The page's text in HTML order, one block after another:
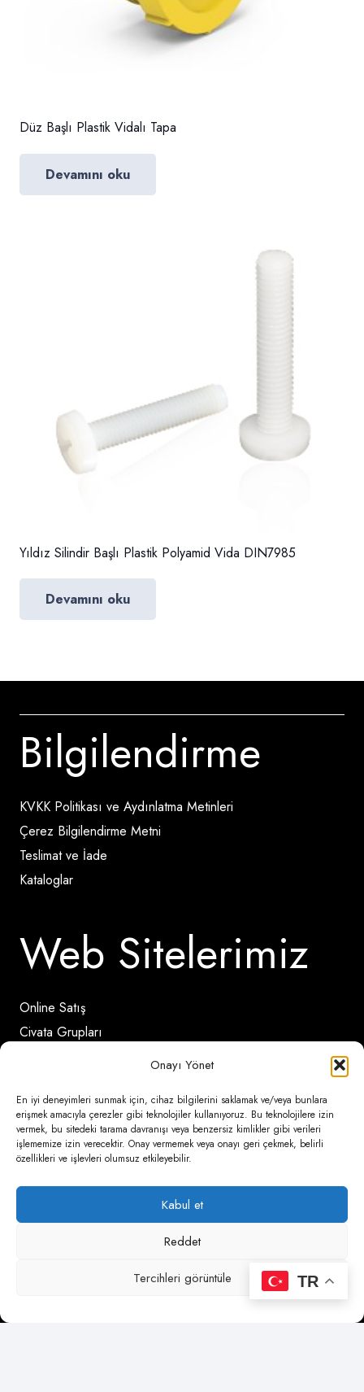
Onayı Yönet
En iyi deneyimleri sunmak için, cihaz bilgilerini saklamak ve/veya bunlara
erişmek amacıyla çerezler gibi teknolojiler kullanıyoruz. Bu teknolojilere izin
vermek, bu sitedeki tarama davranışı veya benzersiz kimlikler gibi verileri
işlememize izin verecektir. Onay vermemek veya onayı geri çekmek, belirli
özellikleri ve işlevleri olumsuz etkileyebilir.
Kabul et
Reddet
Tercihleri görüntüle
Düz Başlı Plastik Vidalı Tapa
Devamını oku
Yıldız Silindir Başlı Plastik Polyamid Vida DIN7985
Devamını oku
Bilgilendirme
KVKK Politikası ve Aydınlatma Metinleri
Çerez Bilgilendirme Metni
Teslimat ve İade
Kataloglar
Web Sitelerimiz
Online Satış
Civata Grupları
İletişim Detayları
Ömerli Mahallesi Risalet Sokak No:6/A (Hadımköy)
– Arnavutköy / İstanbul
0535 500 08 14
TR